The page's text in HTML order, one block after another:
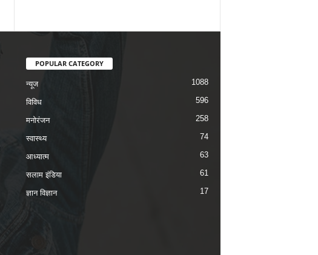
POPULAR CATEGORY
न्यूज 1088
विविध 596
मनोरंजन 258
स्वास्थ्य 74
आध्यात्म 63
सलाम इंडिया 61
ज्ञान विज्ञान 17